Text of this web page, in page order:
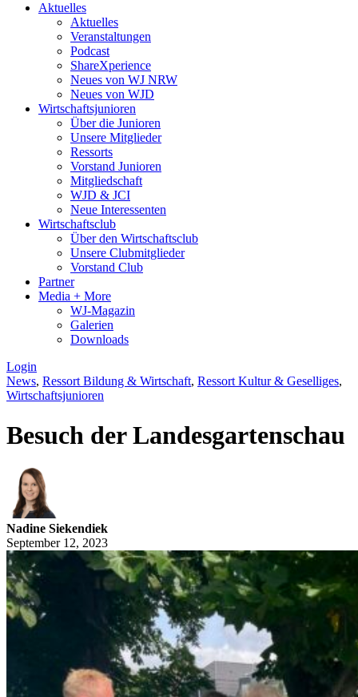
Aktuelles
Aktuelles
Veranstaltungen
Podcast
ShareXperience
Neues von WJ NRW
Neues von WJD
Wirtschaftsjunioren
Über die Junioren
Unsere Mitglieder
Ressorts
Vorstand Junioren
Mitgliedschaft
WJD & JCI
Neue Interessenten
Wirtschaftsclub
Über den Wirtschaftsclub
Unsere Clubmitglieder
Vorstand Club
Partner
Media + More
WJ-Magazin
Galerien
Downloads
Login
News, Ressort Bildung & Wirtschaft, Ressort Kultur & Geselliges,
Wirtschaftsjunioren
Besuch der Landesgartenschau
Nadine Siekendiek
September 12, 2023